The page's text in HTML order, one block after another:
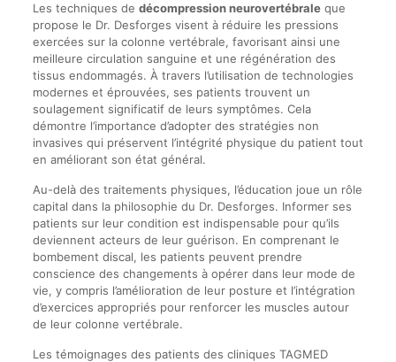
Les techniques de décompression neurovertébraleque
propose le Dr. Desforges visent à réduire les pressions
exercées sur la colonne vertébrale, favorisant ainsi une
meilleure circulation sanguine et une régénération des
tissus endommagés. À travers l’utilisation de technologies
modernes et éprouvées, ses patients trouvent un
soulagement significatif de leurs symptômes. Cela
démontre l’importance d’adopter des stratégies non
invasives qui préservent l’intégrité physique du patient tout
en améliorant son état général.
Au-delà des traitements physiques, l’éducation joue un rôle
capital dans la philosophie du Dr. Desforges. Informer ses
patients sur leur condition est indispensable pour qu’ils
deviennent acteurs de leur guérison. En comprenant le
bombement discal, les patients peuvent prendre
conscience des changements à opérer dans leur mode de
vie, y compris l’amélioration de leur posture et l’intégration
d’exercices appropriés pour renforcer les muscles autour
de leur colonne vertébrale.
Les témoignages des patients des cliniques TAGMED